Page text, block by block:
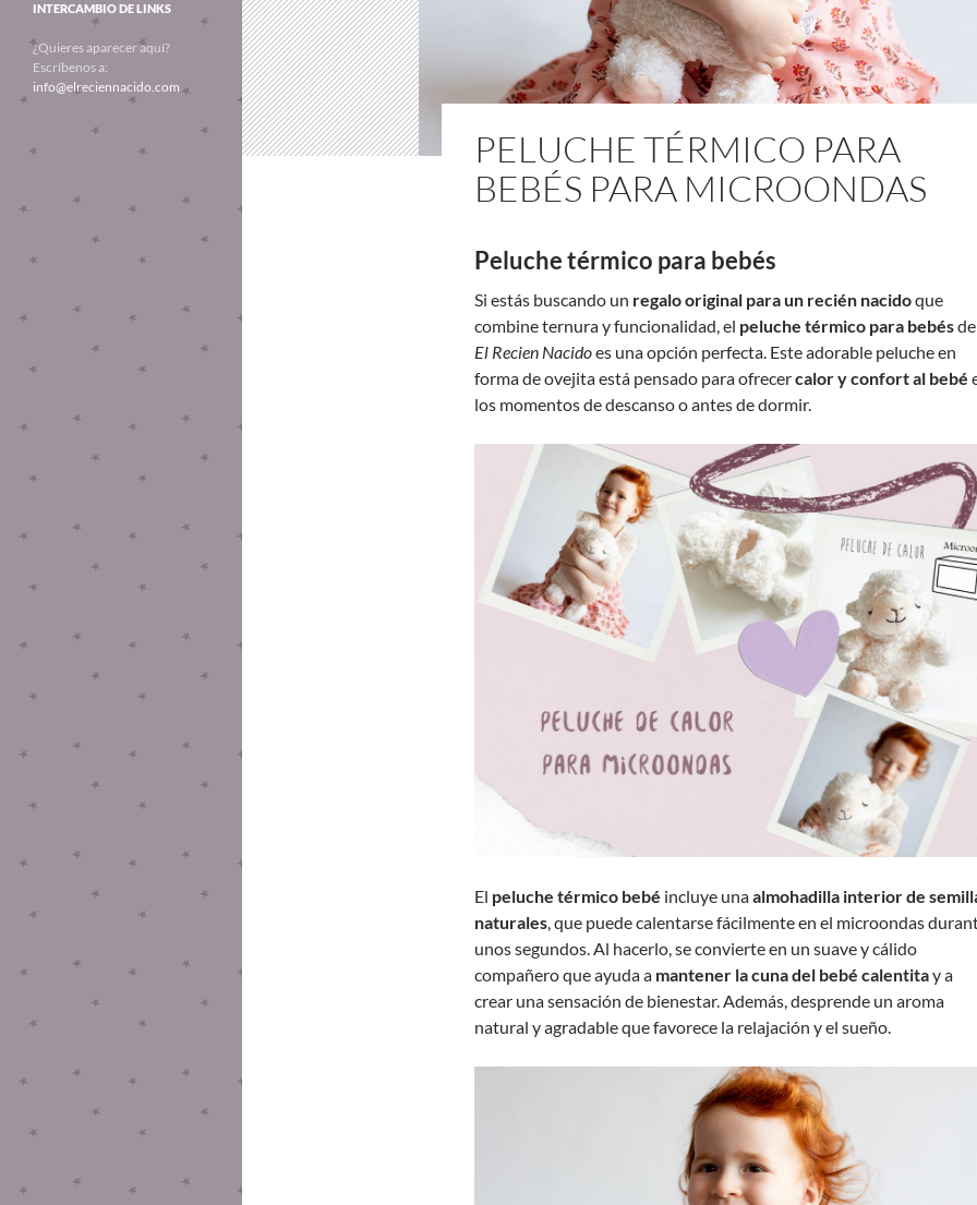
PELUCHE TÉRMICO PARA
BEBÉS PARA MICROONDAS
Peluche térmico para bebés
Si estás buscando un regalo original para un recién nacidoque
combine ternura y funcionalidad, el peluche térmico para bebésde
El Recien Nacidoes una opción perfecta. Este adorable peluche en
forma de ovejita está pensado para ofrecercalor y confort al bebé
los momentos de descanso o antes de dormir.
El peluche térmico bebé incluye unaalmohadilla interior de
naturales, que puede calentarse fácilmente en el microondas
unos segundos. Al hacerlo, se convierte en un suave y cálido
compañero que ayuda a mantener la cuna del bebé calentitay a
crear una sensación de bienestar. Además, desprende un aroma
natural y agradable que favorece la relajación y el sueño.
INTERCAMBIO DE LINKS
¿Quieres aparecer aquí?
Escríbenos a:
info@elreciennacido.com